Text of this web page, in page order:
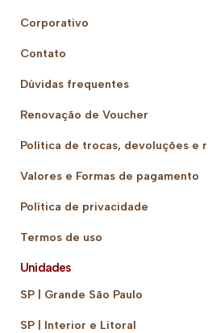
Corporativo
Contato
Dúvidas frequentes
Renovação de Voucher
Política de trocas, devoluções e
Valores e Formas de pagamento
Política de privacidade
Termos de uso
Unidades
SP | Grande São Paulo
SP | Interior e Litoral